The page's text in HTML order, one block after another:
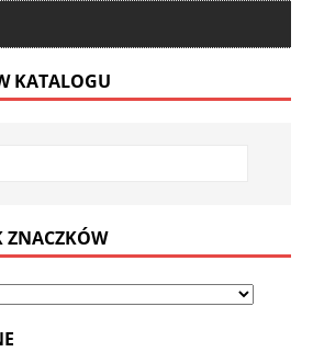
KATALOGU
ZNACZKÓW